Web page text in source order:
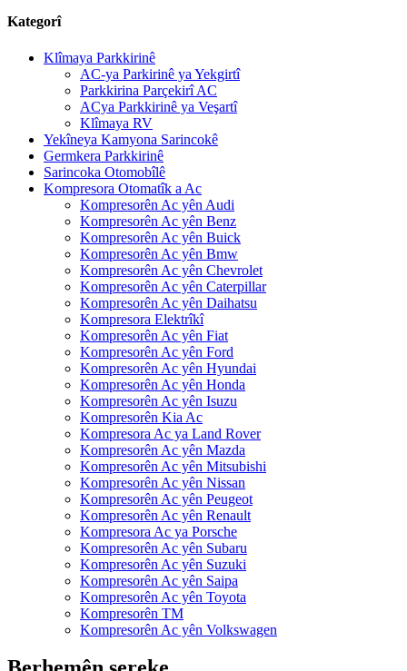
Kategorî
Klîmaya Parkkirinê
AC-ya Parkirinê ya Yekgirtî
Parkkirina Parçekirî AC
ACya Parkkirinê ya Veşartî
Klîmaya RV
Yekîneya Kamyona Sarincokê
Germkera Parkkirinê
Sarincoka Otomobîlê
Kompresora Otomatîk a Ac
Kompresorên Ac yên Audi
Kompresorên Ac yên Benz
Kompresorên Ac yên Buick
Kompresorên Ac yên Bmw
Kompresorên Ac yên Chevrolet
Kompresorên Ac yên Caterpillar
Kompresorên Ac yên Daihatsu
Kompresora Elektrîkî
Kompresorên Ac yên Fiat
Kompresorên Ac yên Ford
Kompresorên Ac yên Hyundai
Kompresorên Ac yên Honda
Kompresorên Ac yên Isuzu
Kompresorên Kia Ac
Kompresora Ac ya Land Rover
Kompresorên Ac yên Mazda
Kompresorên Ac yên Mitsubishi
Kompresorên Ac yên Nissan
Kompresorên Ac yên Peugeot
Kompresorên Ac yên Renault
Kompresora Ac ya Porsche
Kompresorên Ac yên Subaru
Kompresorên Ac yên Suzuki
Kompresorên Ac yên Saipa
Kompresorên Ac yên Toyota
Kompresorên TM
Kompresorên Ac yên Volkswagen